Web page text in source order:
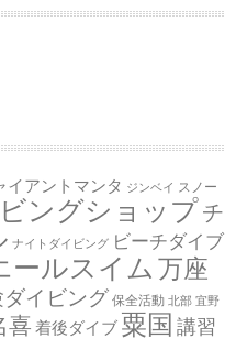
イアントマンタ ジンベイ スノー
ングショップチ
ナイトダイビング ビーチダイブ
ールスイム 万座
イビング 保全活動 北部 宜野
喜 着後ダイブ 粟国 講習